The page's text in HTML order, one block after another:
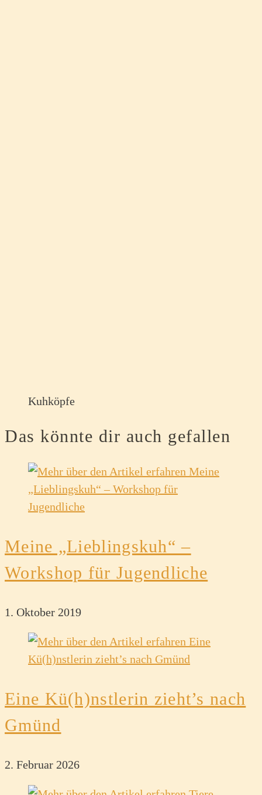
Kuhköpfe
Das könnte dir auch gefallen
Meine „Lieblingskuh“ –
Workshop für Jugendliche
1. Oktober 2019
Eine Kü(h)nstlerin zieht’s nach
Gmünd
2. Februar 2026